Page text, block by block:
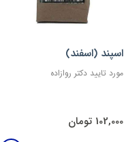
اسپند (اسفند)
مورد تایید دکتر روازاده
102,000 تومان